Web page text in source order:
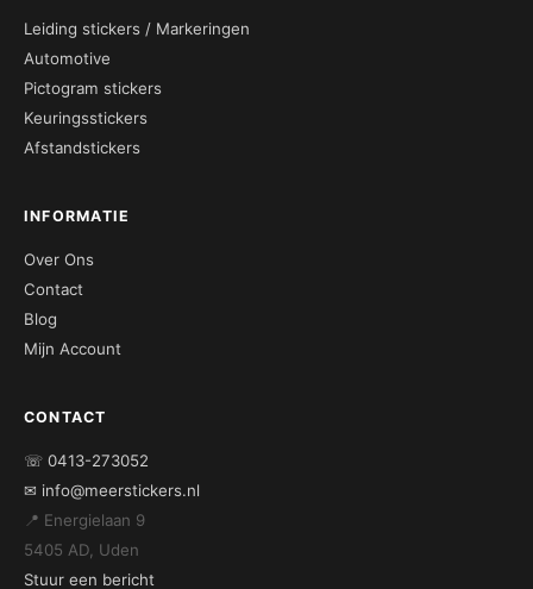
Leiding stickers / Markeringen
Automotive
Pictogram stickers
Keuringsstickers
Afstandstickers
INFORMATIE
Over Ons
Contact
Blog
Mijn Account
CONTACT
☏ 0413-273052
✉ info@meerstickers.nl
📍 Energielaan 9
5405 AD, Uden
Stuur een bericht